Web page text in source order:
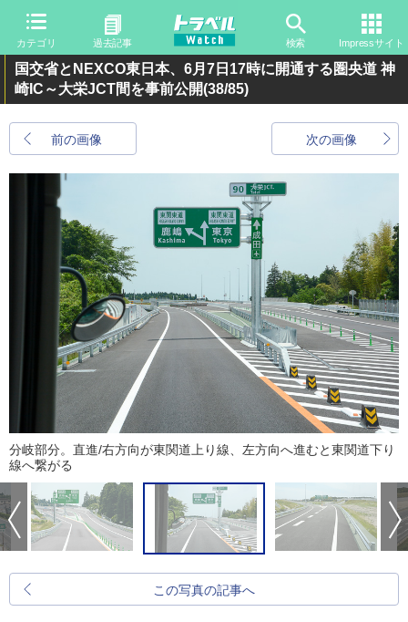
カテゴリ 過去記事 検索 Impressサイト
国交省とNEXCO東日本、6月7日17時に開通する圏央道 神
崎IC～大栄JCT間を事前公開(38/85)
前の画像 次の画像
分岐部分。直進/右方向が東関道上り線、左方向へ進むと東関道下り
線へ繋がる
この写真の記事へ